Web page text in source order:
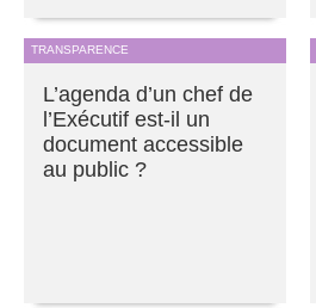
TRANSPARENCE
L’agenda d’un chef de
l’Exécutif est-il un
document accessible
au public ?